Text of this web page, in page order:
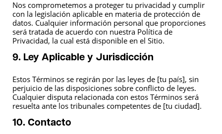
Nos comprometemos a proteger tu privacidad y cumplir
con la legislación aplicable en materia de protección de
datos. Cualquier información personal que proporciones
será tratada de acuerdo con nuestra Política de
Privacidad, la cual está disponible en el Sitio.
9. Ley Aplicable y Jurisdicción
Estos Términos se regirán por las leyes de [tu país], sin
perjuicio de las disposiciones sobre conflicto de leyes.
Cualquier disputa relacionada con estos Términos será
resuelta ante los tribunales competentes de [tu ciudad].
10. Contacto